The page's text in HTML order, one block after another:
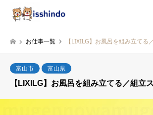
お仕事一覧 【LIXILG】お風呂を組み立てる
富山市
富山県
【LIXILG】お風呂を組み立てる／組立